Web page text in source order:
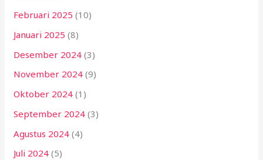
Februari 2025 (10)
Januari 2025 (8)
Desember 2024 (3)
November 2024 (9)
Oktober 2024 (1)
September 2024 (3)
Agustus 2024 (4)
Juli 2024 (5)